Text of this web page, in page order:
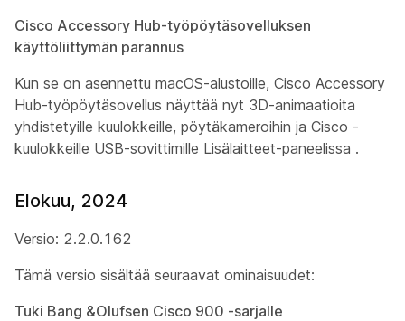
Cisco Accessory Hub-työpöytäsovelluksen
käyttöliittymän parannus
Kun se on asennettu macOS-alustoille, Cisco Accessory
Hub-työpöytäsovellus näyttää nyt 3D-animaatioita
yhdistetyille kuulokkeille, pöytäkameroihin ja Cisco -
kuulokkeille USB-sovittimille Lisälaitteet-paneelissa .
Elokuu, 2024
Versio: 2.2.0.162
Tämä versio sisältää seuraavat ominaisuudet:
Tuki Bang &Olufsen Cisco 900 -sarjalle